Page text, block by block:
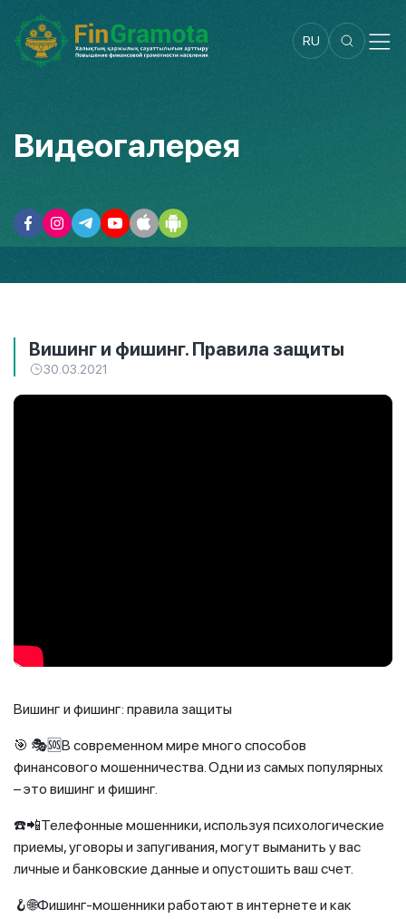
RU
Видеогалерея
Вишинг и фишинг. Правила защиты
30.03.2021
Вишинг и фишинг: правила защиты
🎯 🎭🆘В современном мире много способов
финансового мошенничества. Одни из самых популярных
– это вишинг и фишинг.
☎️📲Телефонные мошенники, используя психологические
приемы, уговоры и запугивания, могут выманить у вас
личные и банковские данные и опустошить ваш счет.
🪝🌐Фишинг-мошенники работают в интернете и как